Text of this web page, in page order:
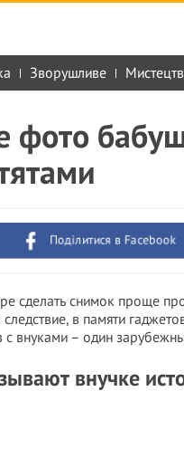
Зворушливе
фото
Поділитися в Facebook
сделать снимок проще
в памяти
с внуками – один
внучке